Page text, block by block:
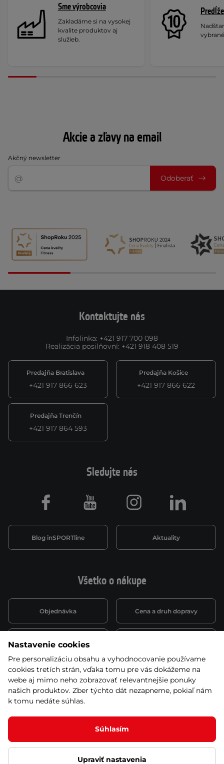
Sme výrobcovia
Zakladáme si na vysokej
kvalite produktov aj
služieb.
Akcie a zľavy na email
Akčný newsletter
Odoberať
Kontaktujte nás
Infolinka: +421 917 700 098
Realizácia posilňovní: +421 918 408 519
Predajňa Bratislava
+421 917 866 623
Predajňa Košice
+421 917 866 622
Predajňa Trenčín
+421 917 864 593
Všetko o nákupe
Objednávka Cena a druh dopravy
Spôsob platby
Montáž a servis Reklamácie a záruka
Kariéra
Sledujte nás
Blog inSPORTline Aktuality
Facebook Youtube Instagram LinkedIn
Nastavenie cookies
Pre personalizáciu obsahu a vyhodnocovanie používame
cookies tretích strán, vďaka tomu pre vás dokážeme na
webe aj mimo neho zobrazovať relevantnejšie ponuky
našich produktov. Zber týchto dát nezapneme, pokiaľ nám
k tomu nedáte súhlas.
Súhlasím
Upraviť nastavenia